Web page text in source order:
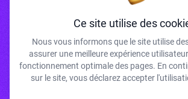
J'accepte de recevoir vos e-mails et confirme avoir
votre politique de confidentialité et
Ce site utilise des
Nous vous informons que le site utilise
assurer une meilleure expérience
fonctionnement optimale des pages. En
sur le site, vous déclarez accepter